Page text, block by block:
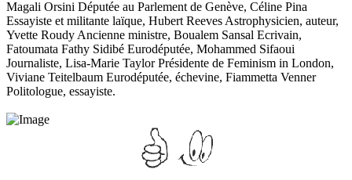
Magali Orsini Députée au Parlement de Genève, Céline Pina
Essayiste et militante laïque, Hubert Reeves Astrophysicien, auteur,
Yvette Roudy Ancienne ministre, Boualem Sansal Ecrivain,
Fatoumata Fathy Sidibé Eurodéputée, Mohammed Sifaoui
Journaliste, Lisa-Marie Taylor Présidente de Feminism in London,
Viviane Teitelbaum Eurodéputée, échevine, Fiammetta Venner
Politologue, essayiste.